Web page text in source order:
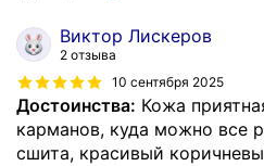
Виктор Лискеров
2 отзыва
10 сентября 2025
Достоинства: Кожа
карманов, куда можно все
сшита, красивый